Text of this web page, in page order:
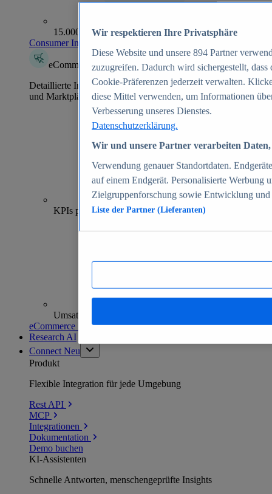
15.000+ Marken
Consumer Insights entdecken
eCommerce Insights
Detaillierte Informationen zu mehr als 39.000 Online-Shops
und Marktplätzen
70+
KPIs pro Shop
Umsatzanalysen und -prognosen
eCommerce Insights entdecken
Research AI
Connect Neu
Produkt
Flexible Integration für jede Umgebung
Rest API
MCP
Integrationen
Dokumentation
Demo buchen
KI-Assistenten
Schnelle Antworten, menschengeprüfte Insights
Wir respektieren Ihre Privatsphäre
Diese Website und unsere 894 Partner
zuzugreifen. Dadurch wird sichergestellt,
Cookie-Präferenzen jederzeit verwalten.
diese Mittel verwenden, um Informationen
Verbesserung unseres Dienstes.
Datenschutzerklärung.
Wir und unsere Partner verarbeiten
Verwendung genauer Standortdaten.
auf einem Endgerät. Personalisierte Werbung
Zielgruppenforschung sowie Entwicklung
Liste der Partner (Lieferanten)